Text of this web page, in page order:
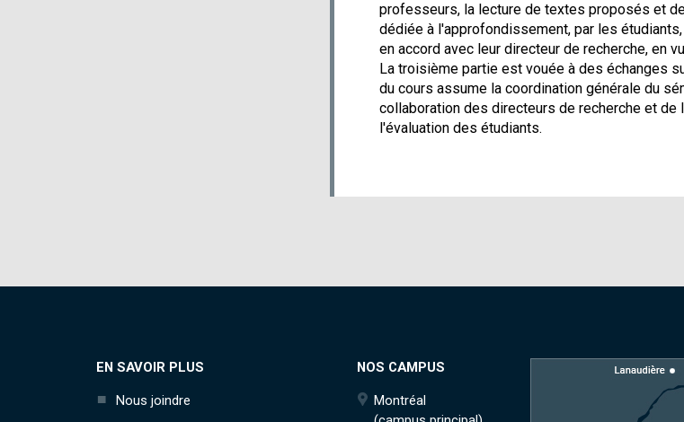
professeurs, la lecture de textes proposés et
dédiée à l'approfondissement, par les
en accord avec leur directeur de recherche, en
La troisième partie est vouée à des échanges
du cours assume la coordination générale du
collaboration des directeurs de recherche et
l'évaluation des étudiants.
EN SAVOIR PLUS
Nous joindre
NOS CAMPUS
Montréal